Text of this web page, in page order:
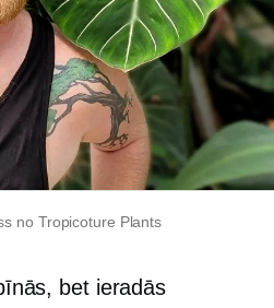
no Tropicoture Plants
bet ieradās